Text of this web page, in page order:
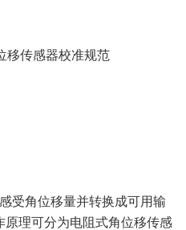
移传感器校准规范
受角位移量并转换成可用输
理可分为电阻式角位移传感